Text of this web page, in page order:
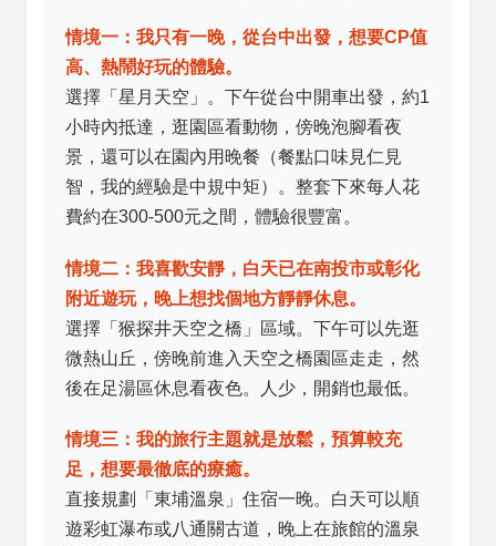
情境一：我只有一晚，從台中出發，想要CP值
高、熱鬧好玩的體驗。
選擇「星月天空」。下午從台中開車出發，約1
小時內抵達，逛園區看動物，傍晚泡腳看夜
景，還可以在園內用晚餐（餐點口味見仁見
智，我的經驗是中規中矩）。整套下來每人花
費約在300-500元之間，體驗很豐富。
情境二：我喜歡安靜，白天已在南投市或彰化
附近遊玩，晚上想找個地方靜靜休息。
選擇「猴探井天空之橋」區域。下午可以先逛
微熱山丘，傍晚前進入天空之橋園區走走，然
後在足湯區休息看夜色。人少，開銷也最低。
情境三：我的旅行主題就是放鬆，預算較充
足，想要最徹底的療癒。
直接規劃「東埔溫泉」住宿一晚。白天可以順
遊彩虹瀑布或八通關古道，晚上在旅館的溫泉